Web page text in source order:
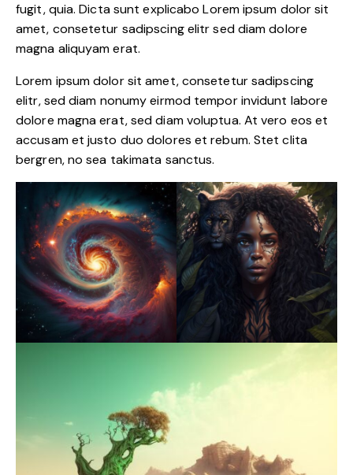
fugit, quia. Dicta sunt explicabo Lorem ipsum dolor sit
amet, consetetur sadipscing elitr sed diam dolore
magna aliquyam erat.
Lorem ipsum dolor sit amet, consetetur sadipscing
elitr, sed diam nonumy eirmod tempor invidunt labore
dolore magna erat, sed diam voluptua. At vero eos et
accusam et justo duo dolores et rebum. Stet clita
bergren, no sea takimata sanctus.